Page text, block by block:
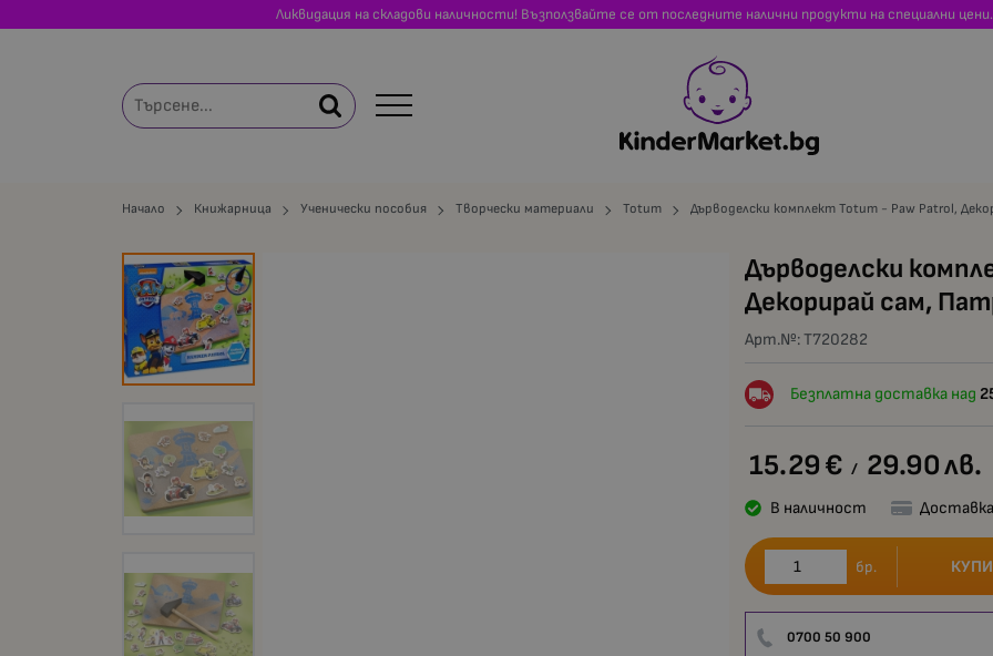
Ликвидация на складови наличности! Възползвайте се от последните налични продукти на специални
Начало Книжарница Ученически пособия Творчески материали Totum Дърводелски комплект Totum - Paw Patrol,
Дърводелски
Декорирай сам,
Арт.№:T720282
Безплатна доставка над
15.29€ / 29.90лв.
В наличност
бр. КУПИ
0700 50 900